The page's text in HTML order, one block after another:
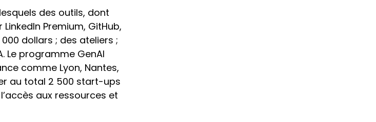
des outils, dont
Premium, GitHub,
dollars ; des ateliers ;
Le programme GenAI
comme Lyon, Nantes,
au total 2 500 start-ups
aux ressources et